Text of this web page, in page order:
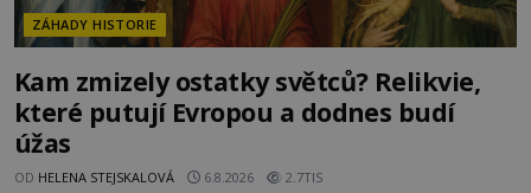
ZÁHADY HISTORIE
Kam zmizely ostatky světců? Relikvie,
které putují Evropou a dodnes budí
úžas
OD HELENA STEJSKALOVÁ 6.8.2026 2.7TIS